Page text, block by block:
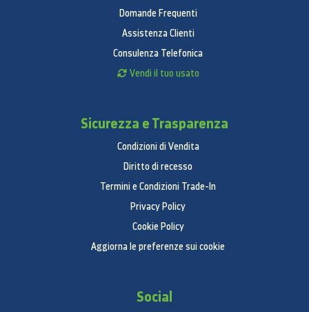
Domande Frequenti
Assistenza Clienti
Consulenza Telefonica
Vendi il tuo usato
Sicurezza e Trasparenza
Condizioni di Vendita
Diritto di recesso
Termini e Condizioni Trade-In
Privacy Policy
Cookie Policy
Aggiorna le preferenze sui cookie
Social